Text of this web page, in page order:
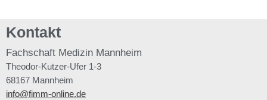
Kontakt
Fachschaft Medizin Mannheim
Theodor-Kutzer-Ufer 1-3
68167 Mannheim
info@fimm-online.de